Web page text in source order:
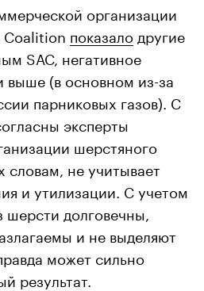
организации
показало другие
SAC, негативное
выше (в основном из-за
парниковых газов). С
эксперты
шерстяного
словам, не учитывает
и утилизации. С учетом
шерсти долговечны,
и не выделяют
может сильно
результат.